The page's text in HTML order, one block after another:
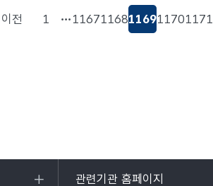
이전
페이지로
1 11671168116911701171
관련기관 홈페이지